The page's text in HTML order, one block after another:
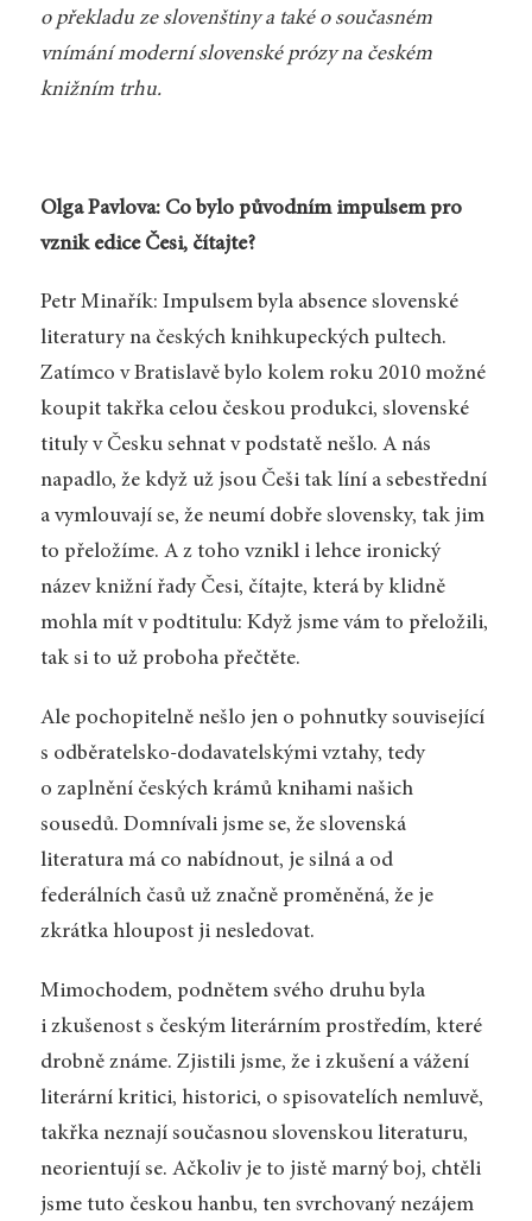
o překladu ze slovenštiny a také o současném
vnímání moderní slovenské prózy na českém
knižním trhu.
Olga Pavlova: Co bylo původním impulsem pro
vznik edice Česi, čítajte?
Petr Minařík: Impulsem byla absence slovenské
literatury na českých knihkupeckých pultech.
Zatímco v Bratislavě bylo kolem roku 2010 možné
koupit takřka celou českou produkci, slovenské
tituly v Česku sehnat v podstatě nešlo. A nás
napadlo, že když už jsou Češi tak líní a sebestřední
a vymlouvají se, že neumí dobře slovensky, tak jim
to přeložíme. A z toho vznikl i lehce ironický
název knižní řady Česi, čítajte, která by klidně
mohla mít v podtitulu: Když jsme vám to přeložili,
tak si to už proboha přečtěte.
Ale pochopitelně nešlo jen o pohnutky související
s odběratelsko-dodavatelskými vztahy, tedy
o zaplnění českých krámů knihami našich
sousedů. Domnívali jsme se, že slovenská
literatura má co nabídnout, je silná a od
federálních časů už značně proměněná, že je
zkrátka hloupost ji nesledovat.
Mimochodem, podnětem svého druhu byla
i zkušenost s českým literárním prostředím, které
drobně známe. Zjistili jsme, že i zkušení a vážení
literární kritici, historici, o spisovatelích nemluvě,
takřka neznají současnou slovenskou literaturu,
neorientují se. Ačkoliv je to jistě marný boj, chtěli
jsme tuto českou hanbu, ten svrchovaný nezájem